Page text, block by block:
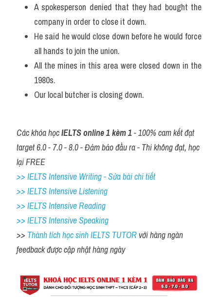
A spokesperson denied that they had bought the
company in order to close it down.
He said he would close down before he would force
all hands to join the union.
All the mines in this area were closed down in the
1980s.
Our local butcher is closing down.
Các khóa học IELTS online 1 kèm 1 - 100% cam kết đạt
target 6.0 - 7.0 - 8.0 - Đảm bảo đầu ra - Thi không đạt, học
lại FREE
>> IELTS Intensive Writing - Sửa bài chi tiết
>> IELTS Intensive Listening
>> IELTS Intensive Reading
>> IELTS Intensive Speaking
>> Thành tích học sinh IELTS TUTOR với hàng ngàn
feedback được cập nhật hàng ngày